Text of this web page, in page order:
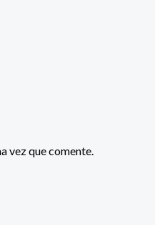
vez que comente.